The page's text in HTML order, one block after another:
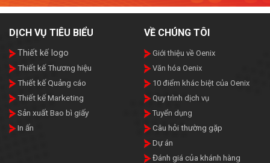
DỊCH VỤ TIÊU BIỂU
Thiết kế logo
Thiết kế Thương hiệu
Thiết kế Quảng cáo
Thiết kế Marketing
Sản xuất Bao bì giấy
In ấn
VỀ CHÚNG TÔI
Giới thiệu về Oenix
Văn hóa Oenix
10 điểm khác biệt của Oenix
Quy trình dịch vụ
Tuyển dụng
Câu hỏi thường gặp
Dự án
Đánh giá của khánh hàng